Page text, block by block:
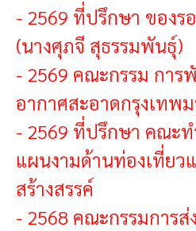
- 2569 ที่ปรึกษา ของร
(นางศุภจี สุธรรมพันธุ์)
- 2569 คณะกรรม กา
อากาศสะอาดกรุงเทพ
- 2569 ที่ปรึกษา คณะท
แผนงามด้านท่องเที่ยว
สร้างสรรค์
- 2568 คณะกรรมการส่